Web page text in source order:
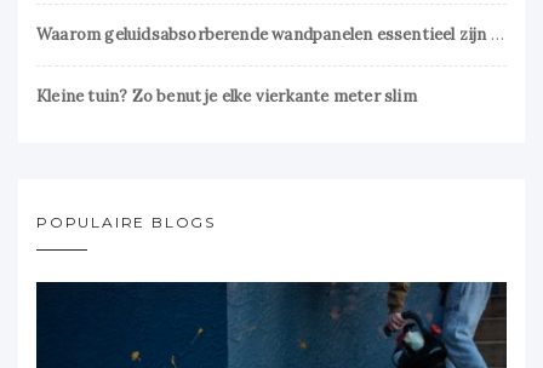
Waarom geluidsabsorberende wandpanelen essentieel zijn voor een prettig interieur
Kleine tuin? Zo benut je elke vierkante meter slim
POPULAIRE BLOGS